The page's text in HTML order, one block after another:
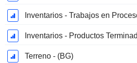
Inventarios - Trabajos en
Inventarios - Productos
Terreno - (BG)